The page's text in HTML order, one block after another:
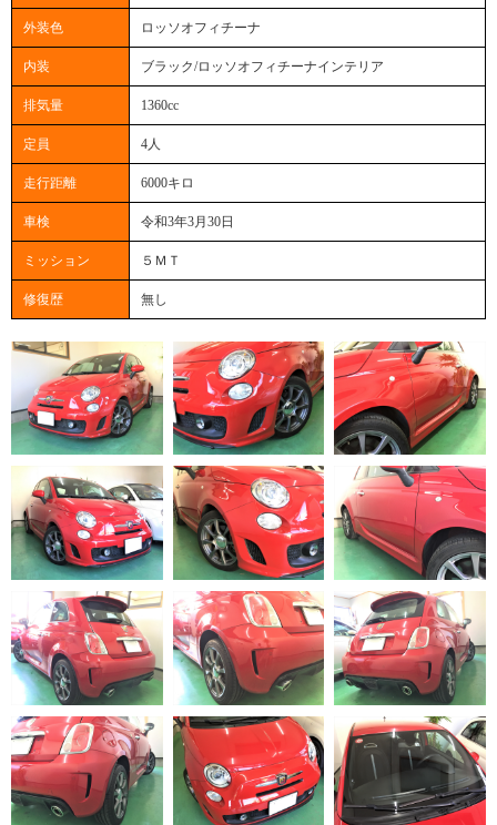
外装色 ロッソオフィチーナ
内装 ブラック/ロッソオフィチーナインテリア
排気量 1360cc
定員 4人
走行距離 6000キロ
車検 令和3年3月30日
ミッション ５ＭＴ
修復歴 無し